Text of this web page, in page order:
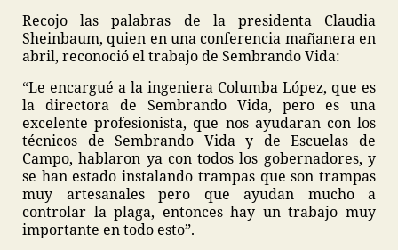
Recojo las palabras de la presidenta Claudia
Sheinbaum, quien en una conferencia mañanera en
abril, reconoció el trabajo de Sembrando Vida:
“Le encargué a la ingeniera Columba López, que es
la directora de Sembrando Vida, pero es una
excelente profesionista, que nos ayudaran con los
técnicos de Sembrando Vida y de Escuelas de
Campo, hablaron ya con todos los gobernadores, y
se han estado instalando trampas que son trampas
muy artesanales pero que ayudan mucho a
controlar la plaga, entonces hay un trabajo muy
importante en todo esto”.